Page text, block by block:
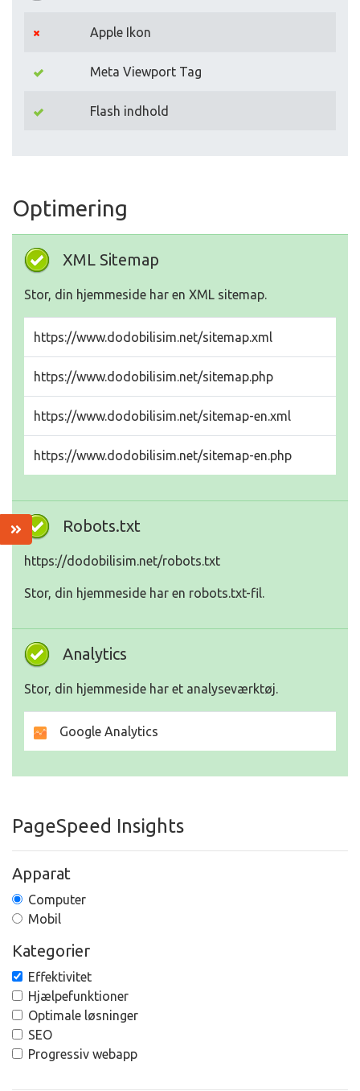
Apple Ikon
Meta Viewport Tag
Flash indhold
Optimering
XML Sitemap
Stor, din hjemmeside har en XML sitemap.
https://www.dodobilisim.net/sitemap.xml
https://www.dodobilisim.net/sitemap.php
https://www.dodobilisim.net/sitemap-en.xml
https://www.dodobilisim.net/sitemap-en.php
Robots.txt
https://dodobilisim.net/robots.txt
Stor, din hjemmeside har en robots.txt-fil.
Analytics
Stor, din hjemmeside har et analyseværktøj.
Google Analytics
PageSpeed Insights
Apparat
Computer
Mobil
Kategorier
Effektivitet
Hjælpefunktioner
Optimale løsninger
SEO
Progressiv webapp